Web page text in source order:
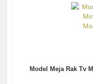
Model Meja Rak Tv